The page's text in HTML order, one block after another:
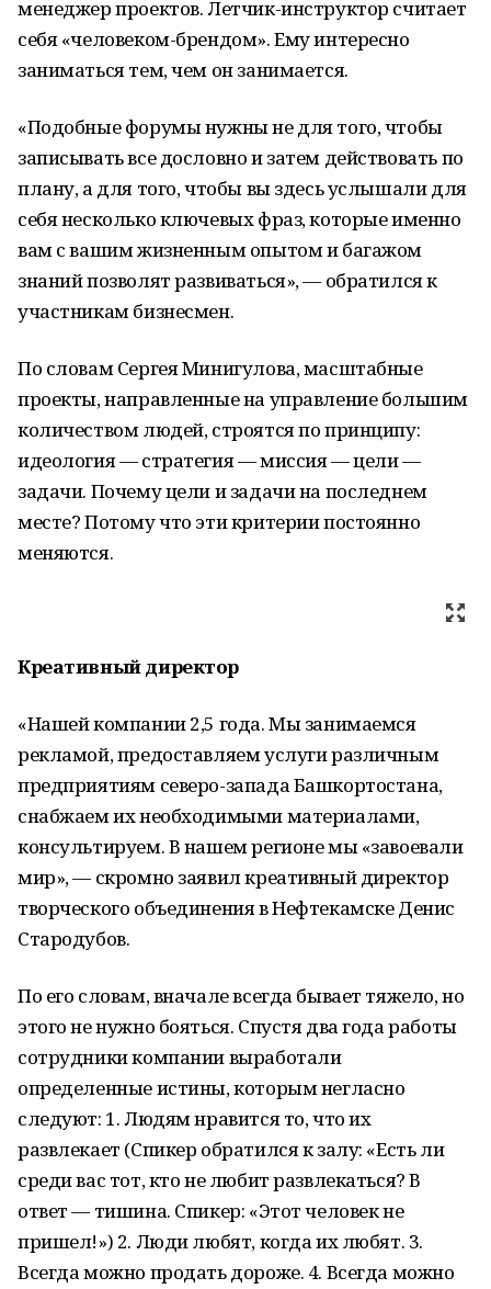
менеджер проектов. Летчик-инструктор считает
себя «человеком-брендом». Ему интересно
заниматься тем, чем он занимается.
«Подобные форумы нужны не для того, чтобы
записывать все дословно и затем действовать по
плану, а для того, чтобы вы здесь услышали для
себя несколько ключевых фраз, которые именно
вам с вашим жизненным опытом и багажом
знаний позволят развиваться», — обратился к
участникам бизнесмен.
По словам Сергея Минигулова, масштабные
проекты, направленные на управление большим
количеством людей, строятся по принципу:
идеология — стратегия — миссия — цели —
задачи. Почему цели и задачи на последнем
месте? Потому что эти критерии постоянно
меняются.
Креативный директор
«Нашей компании 2,5 года. Мы занимаемся
рекламой, предоставляем услуги различным
предприятиям северо-запада Башкортостана,
снабжаем их необходимыми материалами,
консультируем. В нашем регионе мы «завоевали
мир», — скромно заявил креативный директор
творческого объединения в Нефтекамске Денис
Стародубов.
По его словам, вначале всегда бывает тяжело, но
этого не нужно бояться. Спустя два года работы
сотрудники компании выработали
определенные истины, которым негласно
следуют: 1. Людям нравится то, что их
развлекает (Спикер обратился к залу: «Есть ли
среди вас тот, кто не любит развлекаться? В
ответ — тишина. Спикер: «Этот человек не
пришел!») 2. Люди любят, когда их любят. 3.
Всегда можно продать дороже. 4. Всегда можно